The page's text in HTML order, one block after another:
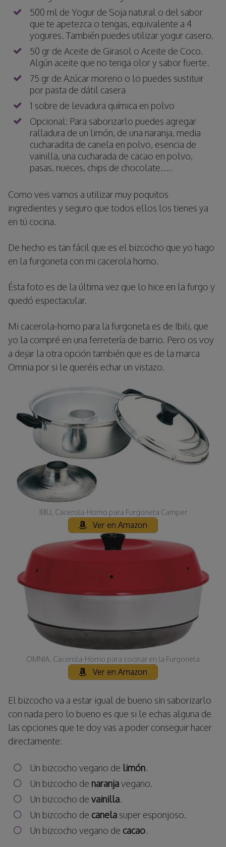
500 ml de Yogur de Soja natural o del sabor
que te apetezca o tengas, equivalente a 4
yogures. También puedes utilizar yogur casero.
50 gr de Aceite de Girasol o Aceite de Coco.
Algún aceite que no tenga olor y sabor fuerte.
75 gr de Azúcar moreno o lo puedes sustituir
por pasta de dátil casera
1 sobre de levadura química en polvo
Opcional: Para saborizarlo puedes agregar
ralladura de un limón, de una naranja, media
cucharadita de canela en polvo, esencia de
vainilla, una cucharada de cacao en polvo,
pasas, nueces, chips de chocolate….
Como veis vamos a utilizar muy poquitos
ingredientes y seguro que todos ellos los tienes ya
en tú cocina.
De hecho es tan fácil que es el bizcocho que yo hago
en la furgoneta con mi cacerola horno.
Ésta foto es de la última vez que lo hice en la furgo y
quedó espectacular.
Mi cacerola-horno para la furgoneta es de Ibili, que
yo la compré en una ferretería de barrio. Pero os voy
a dejar la otra opción también que es de la marca
Omnia por si le queréis echar un vistazo.
IBILI, Cacerola-Horno para Furgoneta Camper
Ver en Amazon
OMNIA, Cacerola-Horno para cocinar en la Furgoneta
Ver en Amazon
El bizcocho va a estar igual de bueno sin saborizarlo
con nada pero lo bueno es que si le echas alguna de
las opciones que te doy vas a poder conseguir hacer
directamente:
Un bizcocho vegano de limón.
Un bizcocho de naranjavegano.
Un bizcocho de vainilla.
Un bizcocho de canela super esponjoso.
Un bizcocho vegano de cacao.